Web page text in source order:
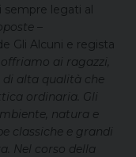
sempre legati al
–
Gli Alcuni e regista
offriamo ai ragazzi,
di alta qualità che
ordinaria. Gli
natura e
classiche e grandi
Nel corso della